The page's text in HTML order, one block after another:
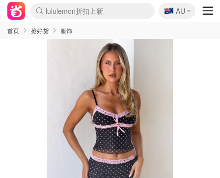
Sasa美妆护肤3.5折
SSENSE年中2.5折
FreshBeauty好价汇总
Cettire降价+叠9折
WWS Coles超市实拍
viagogo二手票捡漏
Myer超级周末
The Outnet奢牌1折起
David Jones 3折起
Flannels大牌1折
Perfumes Club护肤1折
AMIRO面罩$251
Amazon折扣汇总
eToro入金$200送$50
Amazon数码好物
ICONIC本周7.5折
ThedoubleF高奢地板价
Moose Knuckles 6折
丝芙兰5折起
EUFY摄像头$98
Selenichast首饰2折
Trip机票酒店促销
YSL送5件彩妆礼
Amazon家居好物
Amazon美妆护肤
雅漾大喷$8
过敏原检测盒$33
伊索独家赠50ml沐浴露
科颜氏高保湿面霜$29
SEALIFE海洋馆门票6折
丝塔芙大白罐$16
订阅Newsletter送香薰
Cult Beauty 6.8折
Harrods圣诞日历$525
LN-CC奢牌私促3折
d'Alba空姐喷雾$16
EVE LOM套装£56
Bernardelli独家4折
Adore Beauty 6折起
CT圣诞日历
Mytheresa奢品2.7折
Luxury Escapes 9折
Currentbody美容仪$881
MOON Garden Live
Roborock扫地机$649
Tingo Life水杯$24
Valentino官网5折
CR洗护套装$23
修丽可4件套$159
Myer彩妆2件7折
GANNI官网4.5折
Stylevana韩妆4折
Tessabit高奢8.5折
OGX洗发水$11
Amazon阿德莱德次日达
卡诗8.5折+赠礼
Philips Hue灯具8折
🇦🇺
AU
首页 抢好货 服饰